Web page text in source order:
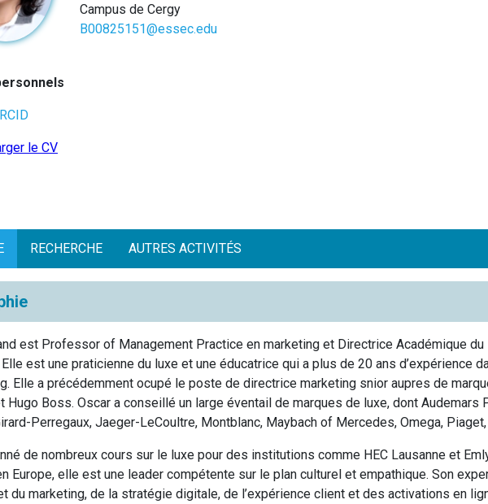
Campus de Cergy
B00825151@essec.edu
le CV
RECHERCHE AUTRES ACTIVITÉS
est Professor of Management Practice en marketing et Directrice Académique
Elle est une praticienne du luxe et une éducatrice qui a plus de 20 ans d’expérience
Elle a précédemment ocupé le poste de directrice marketing snior aupres de
Hugo Boss. Oscar a conseillé un large éventail de marques de luxe, dont Audemars
Perregaux, Jaeger-LeCoultre, Montblanc, Maybach of Mercedes, Omega,
de nombreux cours sur le luxe pour des institutions comme HEC Lausanne et
Europe, elle est une leader compétente sur le plan culturel et empathique. Son
du marketing, de la stratégie digitale, de l’expérience client et des activations en